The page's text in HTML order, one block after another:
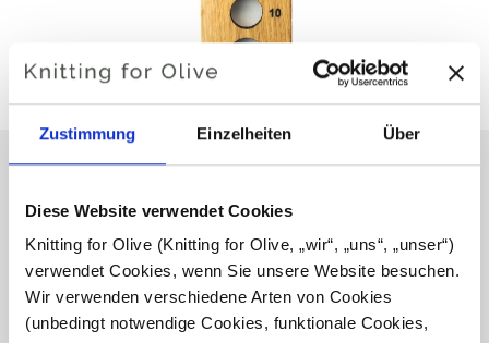
Zustimmung Einzelheiten Über
Diese Website verwendet Cookies
Knitting for Olive (Knitting for Olive, „wir“, „uns“, „unser“)
verwendet Cookies, wenn Sie unsere Website besuchen.
Wir verwenden verschiedene Arten von Cookies
(unbedingt notwendige Cookies, funktionale Cookies,
NADELMASS
€16,10